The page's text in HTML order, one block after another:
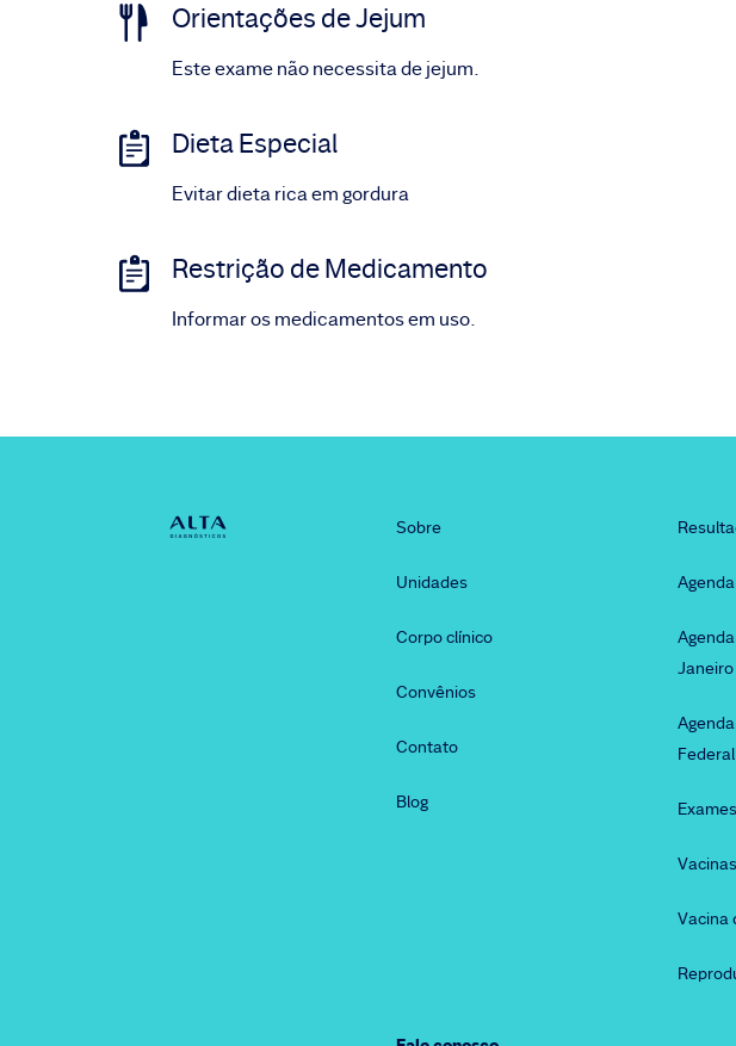
Orientações de Jejum
Este exame não necessita de jejum.
Dieta Especial
Evitar dieta rica em gordura
Restrição de Medicamento
Informar os medicamentos em uso.
Sobre
Unidades
Corpo clínico
Convênios
Contato
Blog
Janeiro
Federal
Exames
Vacinas
Vacina